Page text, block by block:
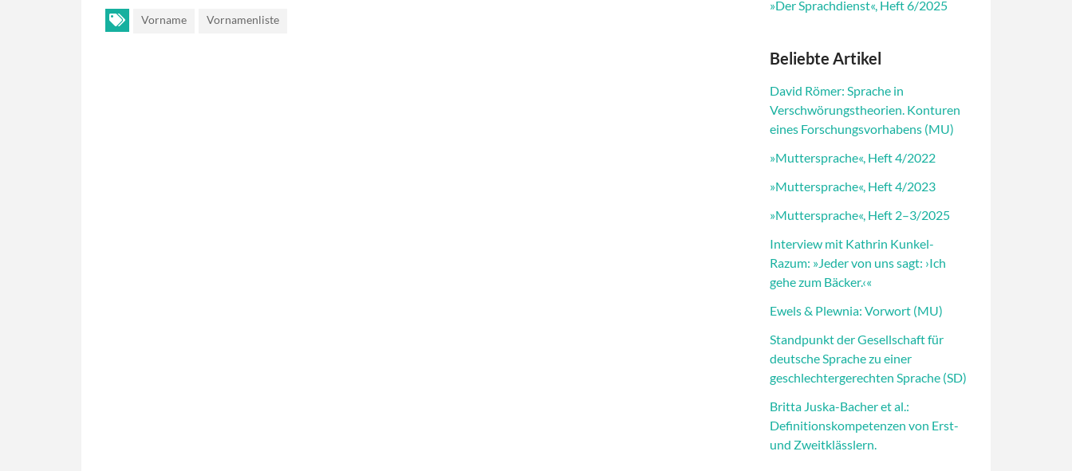
Vorname Vornamenliste
»Der Sprachdienst«, Heft 6/2025
Beliebte Artikel
David Römer: Sprache in
Verschwörungstheorien. Konturen
eines Forschungsvorhabens (MU)
»Muttersprache«, Heft 4/2022
»Muttersprache«, Heft 4/2023
»Muttersprache«, Heft 2–3/2025
Interview mit Kathrin Kunkel-
Razum: »Jeder von uns sagt: ›Ich
gehe zum Bäcker.‹«
Ewels & Plewnia: Vorwort (MU)
Standpunkt der Gesellschaft für
deutsche Sprache zu einer
geschlechtergerechten Sprache (SD)
Britta Juska-Bacher et al.:
Definitionskompetenzen von Erst-
und Zweitklässlern.